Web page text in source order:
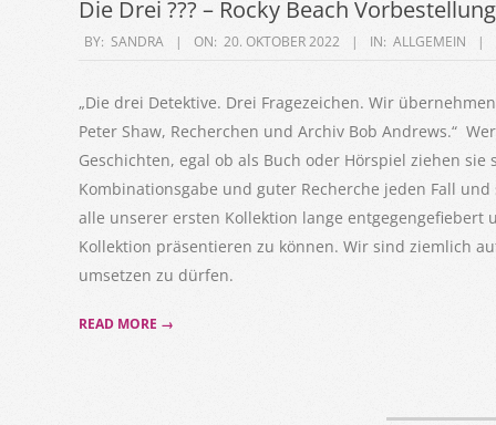
Die Drei ??? – Rocky Beach Vorbestellung
2022-
20
BY: SANDRA ON: 20. OKTOBER 2022 IN: ALLGEMEIN
„Die drei Detektive. Drei Fragezeichen. Wir
Peter Shaw, Recherchen und Archiv Bob Andrews.“
Geschichten, egal ob als Buch oder Hörspiel ziehen
Kombinationsgabe und guter Recherche jeden Fall
alle unserer ersten Kollektion lange entgegengefiebert
Kollektion präsentieren zu können. Wir sind ziemlich
umsetzen zu dürfen.
READ MORE →